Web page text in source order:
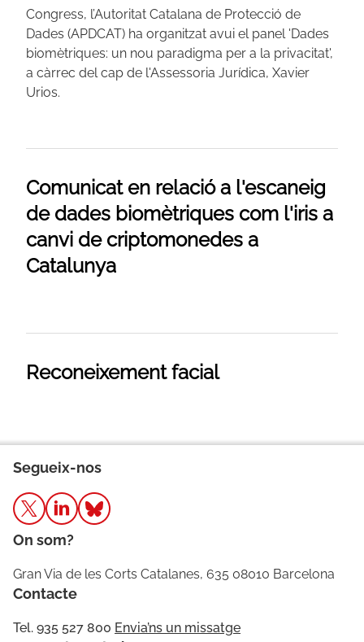
Congress, l’Autoritat Catalana de Protecció de
Dades (APDCAT) ha organitzat avui el panel 'Dades
biomètriques: un nou paradigma per a la privacitat',
a càrrec del cap de l'Assessoria Jurídica, Xavier
Urios.
Comunicat en relació a l'escaneig
de dades biomètriques com l'iris a
canvi de criptomonedes a
Catalunya
Reconeixement facial
Segueix-nos
On som?
Gran Via de les Corts Catalanes, 635 08010 Barcelona
Contacte
Tel. 935 527 800 Envia’ns un missatge